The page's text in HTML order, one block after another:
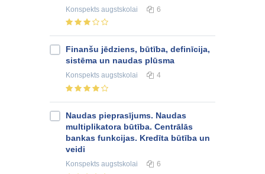
Konspekts augstskolai 6
Finanšu jēdziens, būtība, definīcija,
sistēma un naudas plūsma
Konspekts augstskolai 4
Naudas pieprasījums. Naudas
multiplikatora būtība. Centrālās
bankas funkcijas. Kredīta būtība un
veidi
Konspekts augstskolai 6